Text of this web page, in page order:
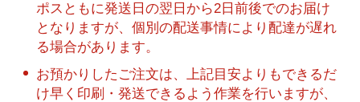
ポスともに発送日の翌日から2日前後でのお届け
となりますが、個別の配送事情により配達が遅れ
る場合があります。
お預かりしたご注文は、上記目安よりもできるだ
け早く印刷・発送できるよう作業を行いますが、